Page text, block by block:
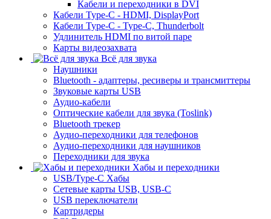
Кабели и переходники в DVI
Кабели Type-C - HDMI, DisplayPort
Кабели Type-C - Type-C, Thunderbolt
Удлинитель HDMI по витой паре
Карты видеозахвата
Всё для звука
Наушники
Bluetooth - адаптеры, ресиверы и трансмиттеры
Звуковые карты USB
Аудио-кабели
Оптические кабели для звука (Toslink)
Bluetooth трекер
Аудио-переходники для телефонов
Аудио-переходники для наушников
Переходники для звука
Хабы и переходники
USB/Type-C Хабы
Сетевые карты USB, USB-C
USB переключатели
Картридеры